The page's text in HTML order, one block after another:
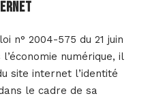
n° 2004-575 du 21 juin
numérique, il
site internet l’identité
le cadre de sa